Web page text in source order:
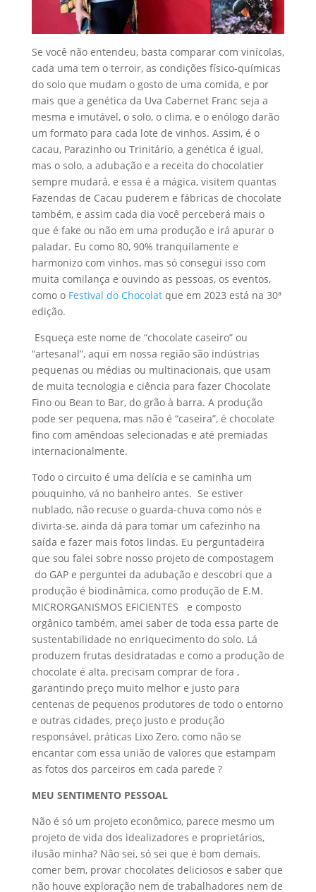
Se você não entendeu, basta comparar com vinícolas,
cada uma tem o terroir, as condições físico-químicas
do solo que mudam o gosto de uma comida, e por
mais que a genética da Uva Cabernet Franc seja a
mesma e imutável, o solo, o clima, e o enólogo darão
um formato para cada lote de vinhos. Assim, é o
cacau, Parazinho ou Trinitário, a genética é igual,
mas o solo, a adubação e a receita do chocolatier
sempre mudará, e essa é a mágica, visitem quantas
Fazendas de Cacau puderem e fábricas de chocolate
também, e assim cada dia você perceberá mais o
que é fake ou não em uma produção e irá apurar o
paladar. Eu como 80, 90% tranquilamente e
harmonizo com vinhos, mas só consegui isso com
muita comilança e ouvindo as pessoas, os eventos,
como o Festival do Chocolat que em 2023 está na 30ª
edição.
Esqueça este nome de “chocolate caseiro” ou
“artesanal”, aqui em nossa região são indústrias
pequenas ou médias ou multinacionais, que usam
de muita tecnologia e ciência para fazer Chocolate
Fino ou Bean to Bar, do grão à barra. A produção
pode ser pequena, mas não é “caseira”, é chocolate
fino com amêndoas selecionadas e até premiadas
internacionalmente.
Todo o circuito é uma delícia e se caminha um
pouquinho, vá no banheiro antes. Se estiver
nublado, não recuse o guarda-chuva como nós e
divirta-se, ainda dá para tomar um cafezinho na
saída e fazer mais fotos lindas. Eu perguntadeira
que sou falei sobre nosso projeto de compostagem
do GAP e perguntei da adubação e descobri que a
produção é biodinâmica, como produção de E.M.
MICRORGANISMOS EFICIENTES e composto
orgânico também, amei saber de toda essa parte de
sustentabilidade no enriquecimento do solo. Lá
produzem frutas desidratadas e como a produção de
chocolate é alta, precisam comprar de fora ,
garantindo preço muito melhor e justo para
centenas de pequenos produtores de todo o entorno
e outras cidades, preço justo e produção
responsável, práticas Lixo Zero, como não se
encantar com essa união de valores que estampam
as fotos dos parceiros em cada parede ?
MEU SENTIMENTO PESSOAL
Não é só um projeto econômico, parece mesmo um
projeto de vida dos idealizadores e proprietários,
ilusão minha? Não sei, só sei que é bom demais,
comer bem, provar chocolates deliciosos e saber que
não houve exploração nem de trabalhadores nem de